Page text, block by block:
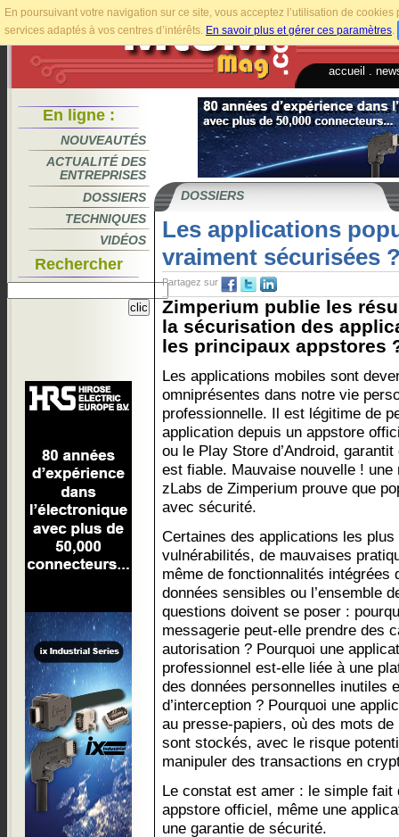
En poursuivant votre navigation sur ce site, vous acceptez l’utilisation de
services adaptés à vos centres d’intérêts. En savoir plus et gérer ces paramètres.
accueil
En ligne :
NOUVEAUTÉS
ACTUALITÉ DES
ENTREPRISES
DOSSIERS
TECHNIQUES
VIDÉOS
Rechercher
DOSSIERS
Les applications
vraiment sécurisées
Partagez sur
Zimperium publie les
la sécurisation des
les principaux appstores
Les applications mobiles sont
omniprésentes dans notre vie
professionnelle. Il est légitime de
application depuis un appstore
ou le Play Store d’Android, garantit
est fiable. Mauvaise nouvelle ! une
zLabs de Zimperium prouve que
avec sécurité.
Certaines des applications les
vulnérabilités, de mauvaises
même de fonctionnalités intégrées
données sensibles ou l’ensemble
questions doivent se poser :
messagerie peut-elle prendre des
autorisation ? Pourquoi une
professionnel est-elle liée à une
des données personnelles inutiles
d’interception ? Pourquoi une
au presse-papiers, où des mots
sont stockés, avec le risque
manipuler des transactions en
Le constat est amer : le simple fait
appstore officiel, même une
une garantie de sécurité.